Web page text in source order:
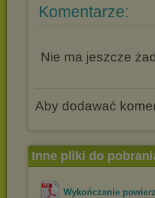
Komentarze:
Nie ma jeszcze
Aby dodawać
Inne pliki do
Wykończanie